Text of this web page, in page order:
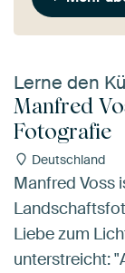
Lerne den
Manfred
Fotografie
Deutschland
Manfred Voss
Liebe zum
unterstreicht: